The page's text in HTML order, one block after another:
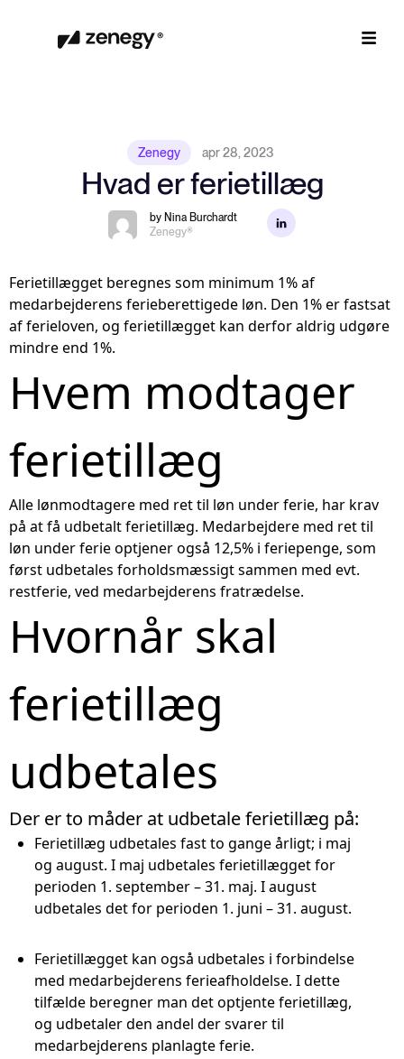
Zenegy apr 28, 2023
Hvad er ferietillæg
by Nina Burchardt
Zenegy®
Ferietillægget beregnes som minimum 1% af
medarbejderens ferieberettigede løn. Den 1% er fastsat
af ferieloven, og ferietillægget kan derfor aldrig udgøre
mindre end 1%.
Hvem modtager
ferietillæg
Alle lønmodtagere med ret til løn under ferie, har krav
på at få udbetalt ferietillæg. Medarbejdere med ret til
løn under ferie optjener også 12,5% i feriepenge, som
først udbetales forholdsmæssigt sammen med evt.
restferie, ved medarbejderens fratrædelse.
Hvornår skal
ferietillæg
udbetales
Der er to måder at udbetale ferietillæg på:
Ferietillæg udbetales fast to gange årligt; i maj
og august. I maj udbetales ferietillægget for
perioden 1. september – 31. maj. I august
udbetales det for perioden 1. juni – 31. august.
Ferietillægget kan også udbetales i forbindelse
med medarbejderens ferieafholdelse. I dette
tilfælde beregner man det optjente ferietillæg,
og udbetaler den andel der svarer til
medarbejderens planlagte ferie.